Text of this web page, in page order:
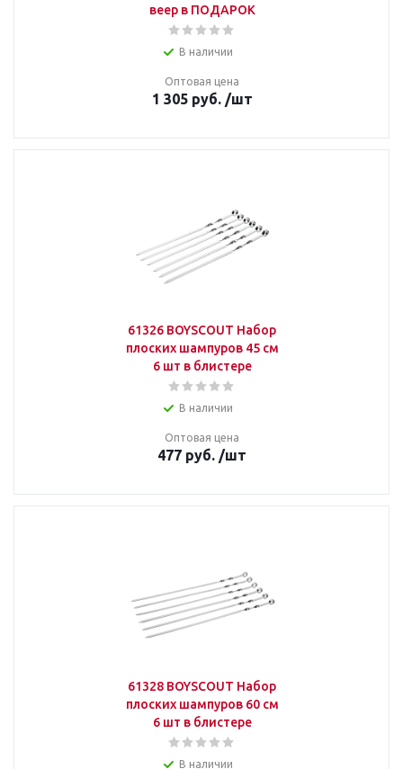
веер в ПОДАРОК
В наличии
Оптовая цена
1 305руб. /шт
61326 BOYSCOUT Набор
плоских шампуров 45 см
6 шт в блистере
В наличии
Оптовая цена
477 руб. /шт
61328 BOYSCOUT Набор
плоских шампуров 60 см
6 шт в блистере
В наличии